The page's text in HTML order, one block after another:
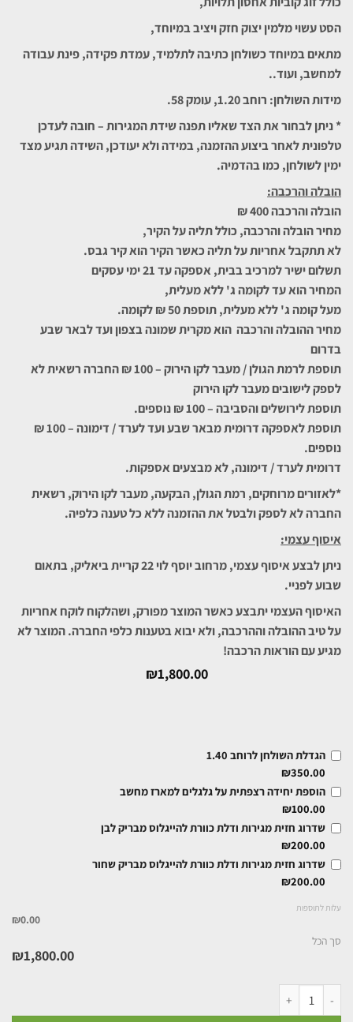
הסט עשוי מלמין יצוק חזק ויציב במיוחד,
מתאים במיוחד כשולחן כתיבה לתלמיד, עמדת פקידה, פינת עבודה
למחשב, ועוד..
מידות השולחן: רוחב 1.20, עומק 58.
* ניתן לבחור את הצד שאליו תפנה שידת המגירות – חובה לעדכן
טלפונית לאחר ביצוע ההזמנה, במידה ולא יעודכן, השידה תגיע מצד
ימין לשולחן, כמו בהדמיה.
הובלה והרכבה:
הובלה והרכבה 400 ₪
מחיר הובלה והרכבה, כולל תליה על הקיר,
לא תתקבל אחריות על תליה כאשר הקיר הוא קיר גבס.
תשלום ישיר למרכיב בבית, אספקה עד 21 ימי עסקים
המחיר הוא עד לקומה ג' ללא מעלית,
מעל קומה ג' ללא מעלית, תוספת 50 ₪ לקומה.
מחיר ההובלה והרכבה הוא מקרית שמונה בצפון ועד לבאר שבע
בדרום
תוספת לרמת הגולן / מעבר לקו הירוק – 100 ₪ החברה רשאית לא
לספק לישובים מעבר לקו הירוק
תוספת לירושלים והסביבה – 100 ₪ נוספים.
תוספת לאספקה דרומית מבאר שבע ועד לערד / דימונה – 100 ₪
נוספים.
דרומית לערד / דימונה, לא מבצעים אספקות.
*לאזורים מרוחקים, רמת הגולן, הבקעה, מעבר לקו הירוק, רשאית
החברה לא לספק ולבטל את ההזמנה ללא כל טענה כלפיה.
איסוף עצמי:
ניתן לבצע איסוף עצמי, מרחוב יוסף לוי 22 קריית ביאליק, בתאום
שבוע לפניי.
האיסוף העצמי יתבצע כאשר המוצר מפורק, ושהלקוח לוקח אחריות
על טיב ההובלה וההרכבה, ולא יבוא בטענות כלפי החברה. המוצר לא
מגיע עם הוראות הרכבה!
₪1,800.00
הגדלת השולחן לרוחב 1.40
₪350.00
הוספת יחידה רצפתית על גלגלים למארז מחשב
₪100.00
שדרוג חזית מגירות ודלת כוורת להייגלוס מבריק לבן
₪200.00
שדרוג חזית מגירות ודלת כוורת להייגלוס מבריק שחור
₪200.00
עלות לתוספות
₪0.00
סך הכל
₪1,800.00